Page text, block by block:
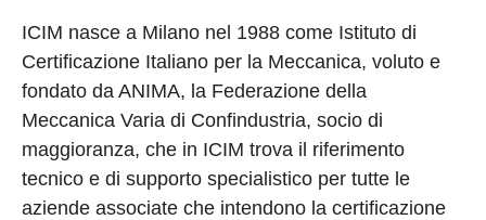
ICIM nasce a Milano nel 1988 come Istituto di
Certificazione Italiano per la Meccanica, voluto e
fondato da ANIMA, la Federazione della
Meccanica Varia di Confindustria, socio di
maggioranza, che in ICIM trova il riferimento
tecnico e di supporto specialistico per tutte le
aziende associate che intendono la certificazione